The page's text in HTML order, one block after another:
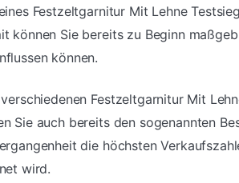
Festzeltgarnitur Mit Lehne
können Sie bereits zu Beginn
können.
Festzeltgarnitur Mit
Sie auch bereits den sogenannten
die höchsten
wird.